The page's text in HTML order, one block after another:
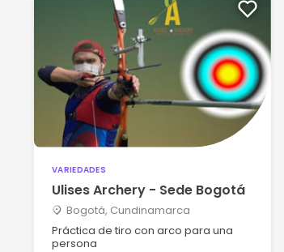
VARIEDADES
Ulises Archery - Sede Bogotá
Bogotá, Cundinamarca
Práctica de tiro con arco para una
persona